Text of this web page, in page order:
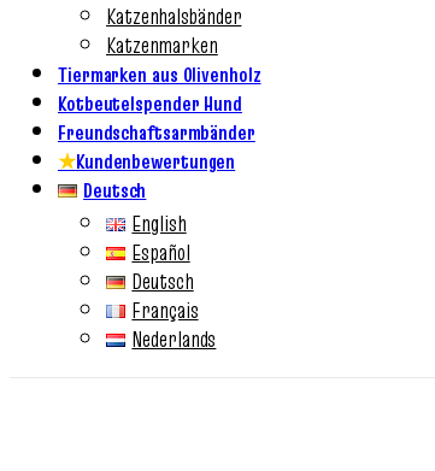
Katzenhalsbänder
Katzenmarken
Tiermarken aus Olivenholz
Kotbeutelspender Hund
Freundschaftsarmbänder
★Kundenbewertungen
Deutsch
English
Español
Deutsch
Français
Nederlands